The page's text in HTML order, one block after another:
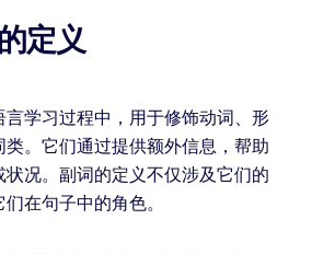
定义
学习过程中，用于修饰动词、形
。它们通过提供额外信息，帮助
况。副词的定义不仅涉及它们的
在句子中的角色。